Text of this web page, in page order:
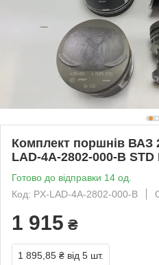
Комплект поршнів ВАЗ
LAD-4A-2802-000-B STD
Готово до відправки 14 од.
Код: PX-LAD-4A-2802-000-B
1 915 ₴
1 895,85 ₴ від 5 шт.